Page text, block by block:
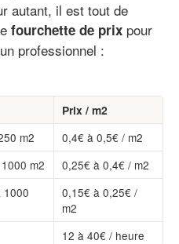
autant, il est tout de
fourchette de prix pour
professionnel :
Prix / m2
m2
0,4€ à 0,5€ / m2
m2
0,25€ à 0,4€ / m2
1000
0,15€ à 0,25€ /
m2
12 à 40€ / heure